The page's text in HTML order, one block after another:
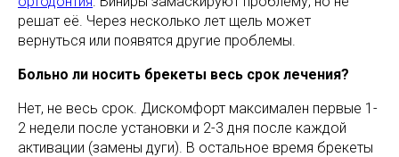
решат её. Через несколько лет щель может
вернуться или появятся другие проблемы.
Больно ли носить брекеты весь срок лечения?
Нет, не весь срок. Дискомфорт максимален первые 1-
2 недели после установки и 2-3 дня после каждой
активации (замены дуги). В остальное время брекеты